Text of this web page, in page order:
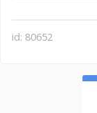
id: 80652